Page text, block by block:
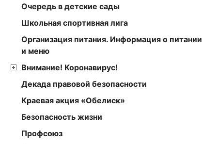
Очередь в детские сады
Школьная спортивная лига
Организация питания. Информация о питании
и меню
Внимание! Коронавирус!
Декада правовой безопасности
Краевая акция «Обелиск»
Безопасность жизни
Профсоюз